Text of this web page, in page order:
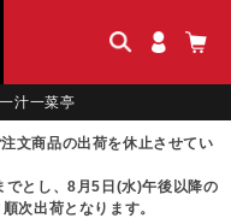
汁一菜亭
文商品の出荷を休止させてい
でとし、8月5日(水)午後以降の
次出荷となります。